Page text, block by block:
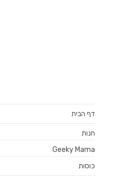
דף הבית
חנות
Geeky Mama
כוסות